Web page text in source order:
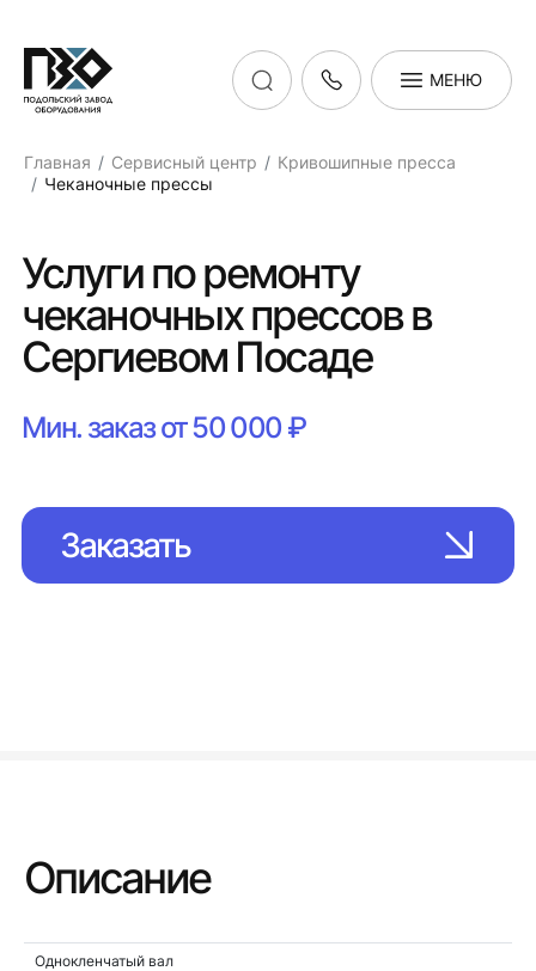
МЕНЮ
Главная Сервисный центр
Кривошипные пресса
Чеканочные прессы
Услуги по ремонту
чеканочных прессов в
Сергиевом Посаде
Мин. заказ от 50 000 ₽
Заказать
Описание
Однокленчатый вал